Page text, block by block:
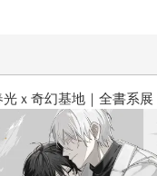
光ｘ奇幻基地｜全書系展